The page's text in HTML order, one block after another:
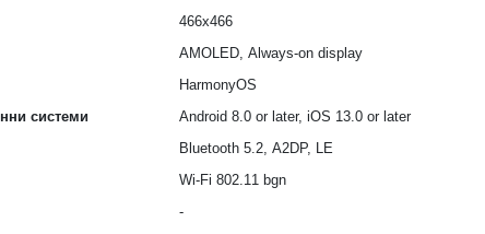
466x466
AMOLED, Always-on display
HarmonyOS
системи
Android 8.0 or later, iOS 13.0 or later
Bluetooth 5.2, A2DP, LE
Wi-Fi 802.11 bgn
-